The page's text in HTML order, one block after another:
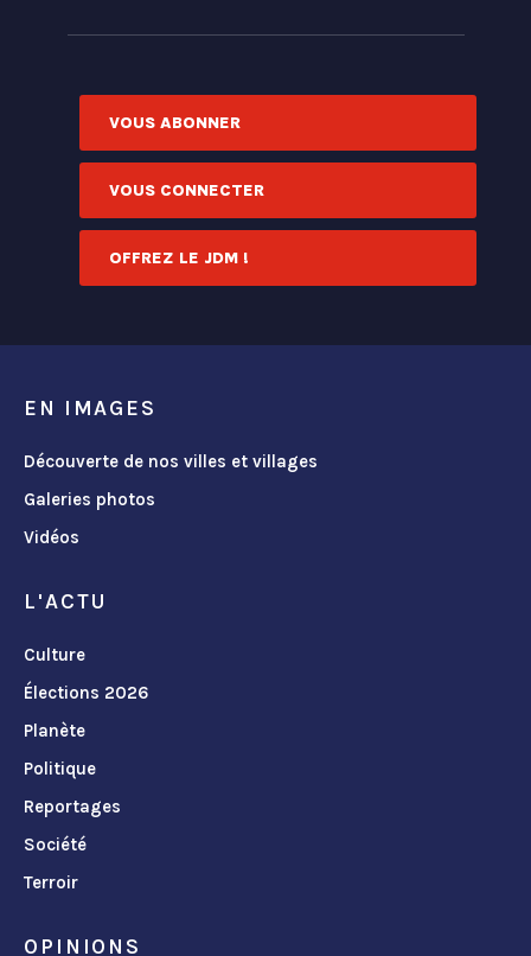
VOUS ABONNER
VOUS CONNECTER
OFFREZ LE JDM !
EN IMAGES
Découverte de nos villes et villages
Galeries photos
Vidéos
L'ACTU
Culture
Élections 2026
Planète
Politique
Reportages
Société
Terroir
OPINIONS